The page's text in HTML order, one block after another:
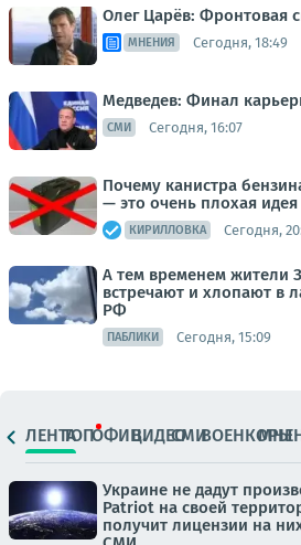
Олег Царёв: Фронтовая
МНЕНИЯ Сегодня, 18:49
Медведев: Финал
СМИ Сегодня, 16:07
Почему канистра
— это очень плохая
КИРИЛЛОВКА Сегодня,
А тем временем жители
встречают и хлопают в
РФ
ПАБЛИКИ Сегодня, 15:09
ЛЕНТАТОПОФИЦ.ВИДЕОСМИВОЕНКОРЫ
Украине не дадут
Patriot на своей
получит лицензии на